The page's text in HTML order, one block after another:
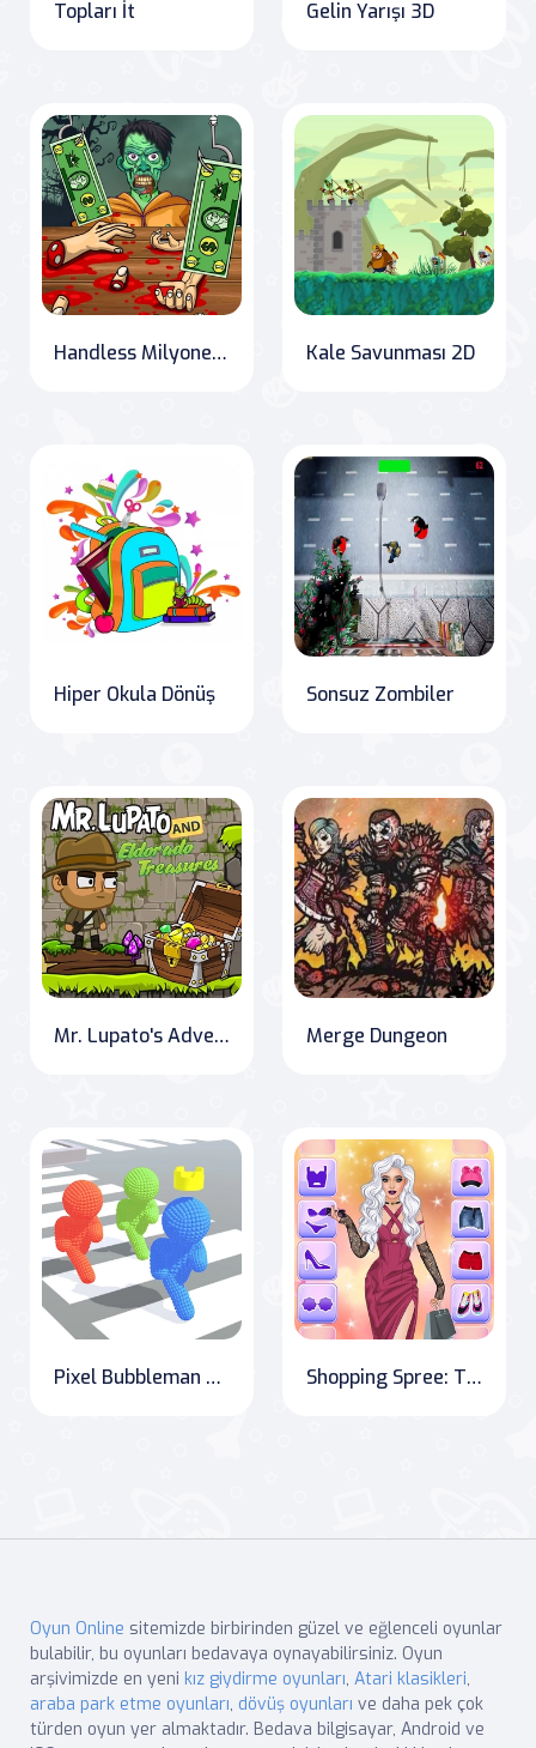
Topları İt Gelin Yarışı 3D
Handless Milyoner Zombi Yemeği Kale Savunması 2D
Hiper Okula Dönüş Sonsuz Zombiler
Mr. Lupato's Adventure: Searching for Eldorado Merge Dungeon
Pixel Bubbleman Çatışması: Sokaklardaki Dövüş Shopping Spree: The Ultimate Fashion Experience
Oyun Online sitemizde birbirinden güzel ve eğlenceli oyunlar
bulabilir, bu oyunları bedavaya oynayabilirsiniz. Oyun
arşivimizde en yeni kız giydirme oyunları, Atari klasikleri,
araba park etme oyunları, dövüş oyunları ve daha pek çok
türden oyun yer almaktadır. Bedava bilgisayar, Android ve